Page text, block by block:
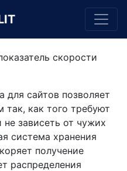
скорости
сайтов позволяет
как того требуют
зависеть от чужих
система хранения
получение
распределения